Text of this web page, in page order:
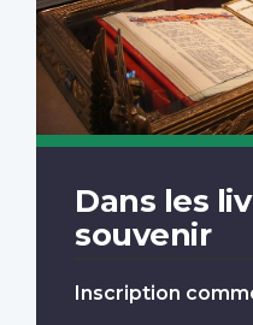
Dans les
souvenir
Inscription